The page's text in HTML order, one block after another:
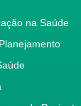
na Saúde